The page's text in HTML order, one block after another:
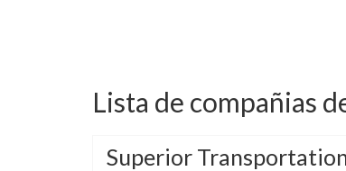
Lista de compañias
Superior